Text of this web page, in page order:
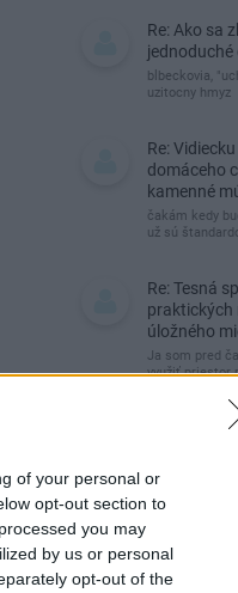
of your personal or
opt-out section to
you may
by us or personal
opt-out of the
Re: Ako sa
jednoduché
blbeckovia,
uzitocny hmyz
Re:
domáceho
kamenné
čakám kedy
už sú
Re: Tesná
praktických
úložného
Ja som pred
využiť priestor